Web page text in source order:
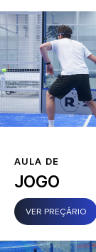
AULA DE
JOGO
VER PREÇÁRIO